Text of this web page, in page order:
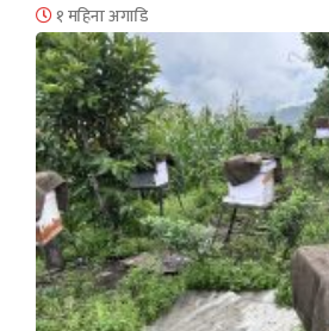
१ महिना अगाडि